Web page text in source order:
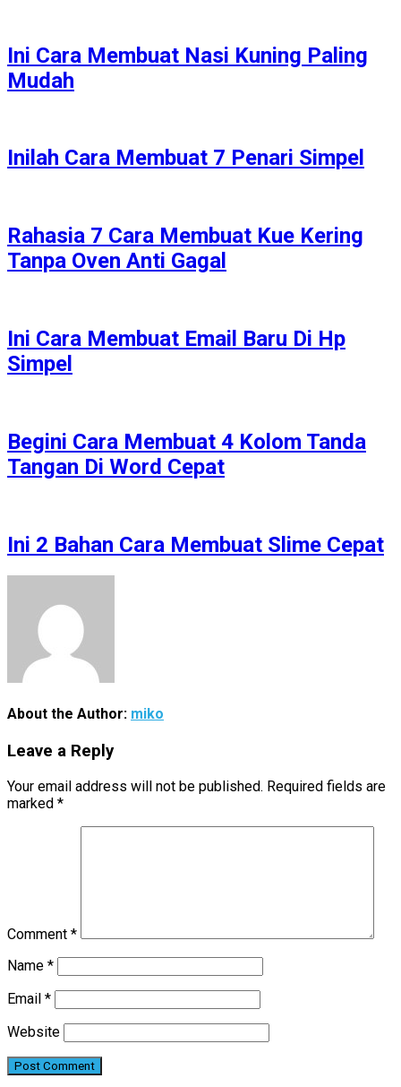
Ini Cara Membuat Nasi Kuning Paling
Mudah
Inilah Cara Membuat 7 Penari Simpel
Rahasia 7 Cara Membuat Kue Kering
Tanpa Oven Anti Gagal
Ini Cara Membuat Email Baru Di Hp
Simpel
Begini Cara Membuat 4 Kolom Tanda
Tangan Di Word Cepat
Ini 2 Bahan Cara Membuat Slime Cepat
About the Author: miko
Leave a Reply
Your email address will not be published. Required fields are
marked *
Comment *
Name *
Email *
Website